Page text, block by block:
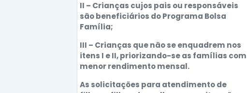
II – Crianças cujos pais ou responsáveis
são beneficiários do Programa Bolsa
Família;
III – Crianças que não se enquadrem nos
itens I e II, priorizando-se as famílias com
menor rendimento mensal.
As solicitações para atendimento de